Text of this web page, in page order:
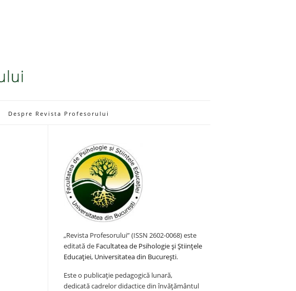
Despre Revista Profesorului
„Revista Profesorului” (ISSN 2602-0068) este
editată de Facultatea de Psihologie și Științele
Educației, Universitatea din București.
Este o publicație pedagogică lunară,
dedicată cadrelor didactice din învățământul